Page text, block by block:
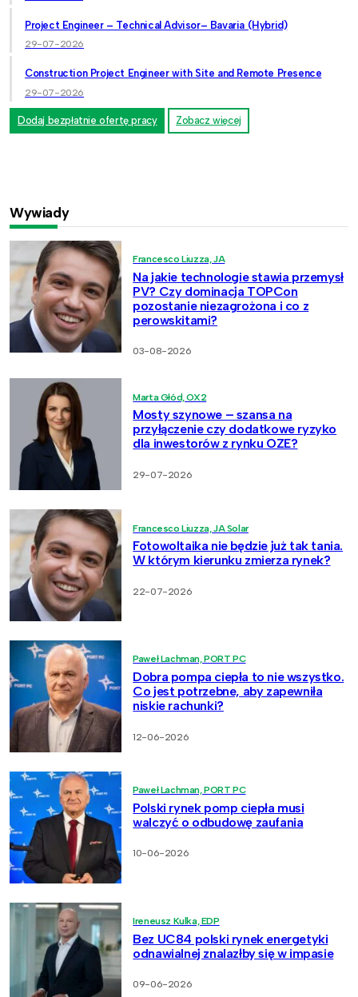
Project Engineer – Technical Advisor– Bavaria (Hybrid)
29-07-2026
Construction Project Engineer with Site and Remote Presence
29-07-2026
Dodaj bezpłatnie ofertę pracy Zobacz więcej
Wywiady
Francesco Liuzza, JA
Na jakie technologie stawia przemysł
PV? Czy dominacja TOPCon
pozostanie niezagrożona i co z
perowskitami?
03-08-2026
Marta Głód, OX2
Mosty szynowe – szansa na
przyłączenie czy dodatkowe ryzyko
dla inwestorów z rynku OZE?
29-07-2026
Francesco Liuzza, JA Solar
Fotowoltaika nie będzie już tak tania.
W którym kierunku zmierza rynek?
22-07-2026
Paweł Lachman, PORT PC
Dobra pompa ciepła to nie wszystko.
Co jest potrzebne, aby zapewniła
niskie rachunki?
12-06-2026
Paweł Lachman, PORT PC
Polski rynek pomp ciepła musi
walczyć o odbudowę zaufania
10-06-2026
Ireneusz Kulka, EDP
Bez UC84 polski rynek energetyki
odnawialnej znalazłby się w impasie
09-06-2026